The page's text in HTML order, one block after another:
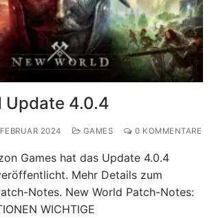
Update 4.0.4
2024 GAMES 0 KOMMENTARE
Games hat das Update 4.0.4
Mehr Details zum
Notes. New World Patch-Notes:
WICHTIGE